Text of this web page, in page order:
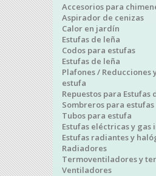
Accesorios para
Aspirador de cenizas
Calor en jardín
Estufas de leña
Codos para estufas
Estufas de leña
Plafones / Reducciones
estufa
Repuestos para Estufas
Sombreros para estufas
Tubos para estufa
Estufas eléctricas y
Estufas radiantes y
Radiadores
Termoventiladores y
Ventiladores